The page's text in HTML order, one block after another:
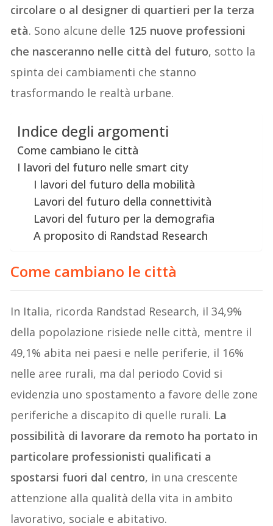
circolare o al designer di quartieri per la terza
età. Sono alcune delle 125 nuove professioni
che nasceranno nelle città del futuro, sotto la
spinta dei cambiamenti che stanno
trasformando le realtà urbane.
Indice degli argomenti
Come cambiano le città
I lavori del futuro nelle smart city
I lavori del futuro della mobilità
Lavori del futuro della connettività
Lavori del futuro per la demografia
A proposito di Randstad Research
Come cambiano le città
In Italia, ricorda Randstad Research, il 34,9%
della popolazione risiede nelle città, mentre il
49,1% abita nei paesi e nelle periferie, il 16%
nelle aree rurali, ma dal periodo Covid si
evidenzia uno spostamento a favore delle zone
periferiche a discapito di quelle rurali. La
possibilità di lavorare da remoto ha portato in
particolare professionisti qualificati a
spostarsi fuori dal centro, in una crescente
attenzione alla qualità della vita in ambito
lavorativo, sociale e abitativo.